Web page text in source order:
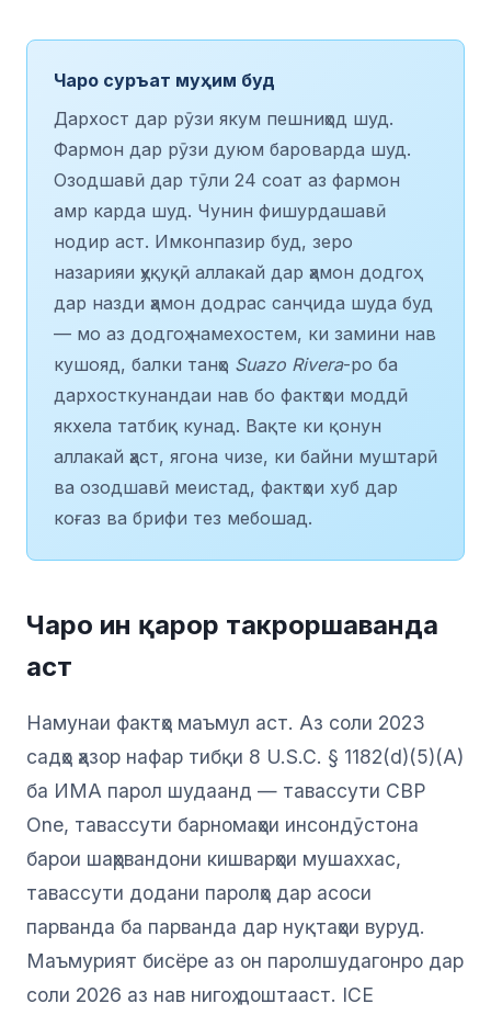
Чаро суръат муҳим буд
Дархост дар рӯзи якум пешниҳод шуд.
Фармон дар рӯзи дуюм бароварда шуд.
Озодшавӣ дар тӯли 24 соат аз фармон
амр карда шуд. Чунин фишурдашавӣ
нодир аст. Имконпазир буд, зеро
назарияи ҳуқуқӣ аллакай дар ҳамон додгоҳ
дар назди ҳамон додрас санҷида шуда буд
— мо аз додгоҳ намехостем, ки замини нав
кушояд, балки танҳо Suazo Rivera-ро ба
дархосткунандаи нав бо фактҳои моддӣ
якхела татбиқ кунад. Вақте ки қонун
аллакай ҳаст, ягона чизе, ки байни муштарӣ
ва озодшавӣ меистад, фактҳои хуб дар
коғаз ва брифи тез мебошад.
Чаро ин қарор такроршаванда
аст
Намунаи фактҳо маъмул аст. Аз соли 2023
садҳо ҳазор нафар тибқи 8 U.S.C. § 1182(d)(5)(A)
ба ИМА парол шудаанд — тавассути CBP
One, тавассути барномаҳои инсондӯстона
барои шаҳрвандони кишварҳои мушаххас,
тавассути додани паролҳо дар асоси
парванда ба парванда дар нуқтаҳои вуруд.
Маъмурият бисёре аз он паролшудагонро дар
соли 2026 аз нав нигоҳ доштааст. ICE